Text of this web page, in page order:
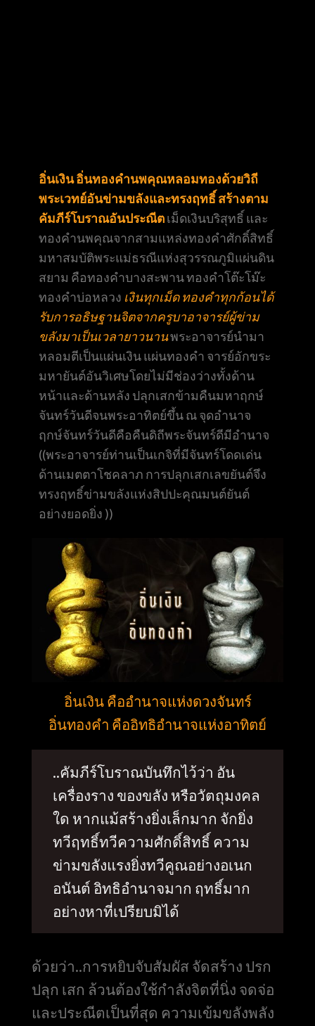
อิ่นเงิน อิ่นทองคำนพคุณหลอมทองด้วยวิถี
พระเวทย์อันข่ามขลังและทรงฤทธิ์ สร้างตาม
คัมภีร์โบราณอันประณีตเม็ดเงินบริสุทธิ์ และ
ทองคำนพคุณจากสามแหล่งทองคำศักดิ์สิทธิ์
มหาสมบัติพระแม่ธรณีแห่งสุวรรณภูมิแผ่นดิน
สยาม คือทองคำบางสะพาน ทองคำโต๊ะโม๊ะ
ทองคำบ่อหลวง เงินทุกเม็ด ทองคำทุกก้อนได้
รับการอธิษฐานจิตจากครูบาอาจารย์ผู้ข่าม
ขลังมาเป็นเวลายาวนานพระอาจารย์นำมา
หลอมตีเป็นแผ่นเงิน แผ่นทองคำ จารย์อักขระ
มหายันต์อันวิเศษโดยไม่มีช่องว่างทั้งด้าน
หน้าและด้านหลัง ปลุกเสกข้ามคืนมหาฤกษ์
จันทร์วันดีจนพระอาทิตย์ขึ้น ณ จุดอำนาจ
ฤกษ์จันทร์วันดีคือคืนดิถีพระจันทร์ดีมีอำนาจ
((พระอาจารย์ท่านเป็นเกจิที่มีจันทร์โดดเด่น
ด้านเมตตาโชคลาภ การปลุกเสกเลขยันต์จึง
ทรงฤทธิ์ข่ามขลังแห่งสิปปะคุณมนต์ยันต์
อย่างยอดยิ่ง ))
อิ่นเงิน คืออำนาจแห่งดวงจันทร์
อิ่นทองคำ คืออิทธิอำนาจแห่งอาทิตย์
..คัมภีร์โบราณบันทึกไว้ว่า อัน
เครื่องราง ของขลัง หรือวัตถุมงคล
ใด หากแม้สร้างยิ่งเล็กมาก จักยิ่ง
ทวีฤทธิ์ทวีความศักดิ์สิทธิ์ ความ
ข่ามขลังแรงยิ่งทวีคูณอย่างอเนก
อนันต์ อิทธิอำนาจมาก ฤทธิ์มาก
อย่างหาที่เปรียบมิได้
ด้วยว่า..การหยิบจับสัมผัส จัดสร้าง ปรก
ปลุก เสก ล้วนต้องใช้กำลังจิตที่นิ่ง จดจ่อ
และประณีตเป็นที่สุด ความเข้มขลังพลัง